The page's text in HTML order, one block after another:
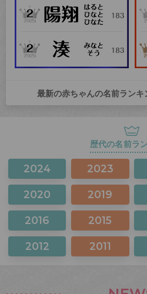
最新の赤ちゃんの名前ランキ
歴代の名前ラ
2024 2023
2020 2019
2016 2015
2012 2011